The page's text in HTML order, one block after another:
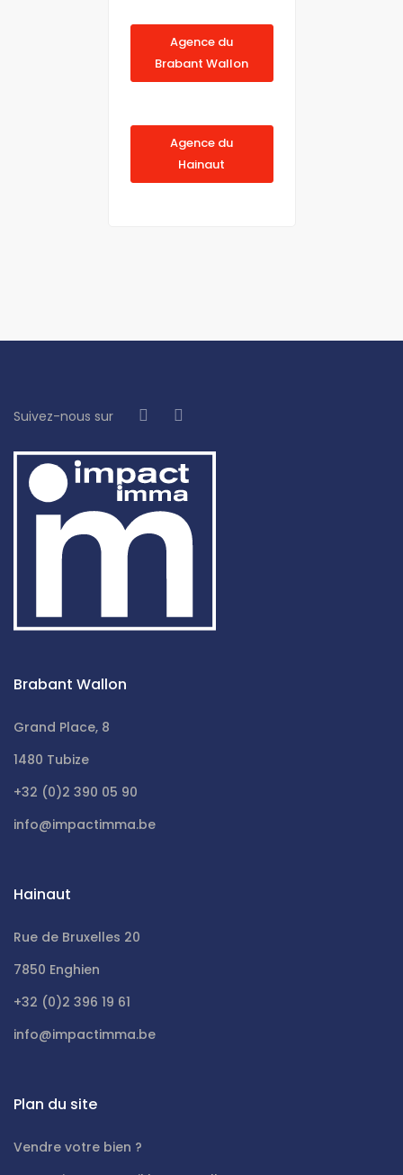
Agence du
Brabant Wallon
Agence du
Hainaut
Suivez-nous sur
Brabant Wallon
Grand Place, 8
1480 Tubize
+32 (0)2 390 05 90
info@impactimma.be
Hainaut
Rue de Bruxelles 20
7850 Enghien
+32 (0)2 396 19 61
info@impactimma.be
Plan du site
Vendre votre bien ?